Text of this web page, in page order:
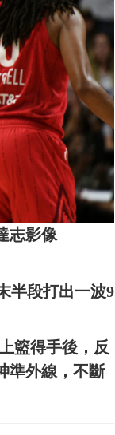
志影像
半段打出一波9
籃得手後，反
準外線，不斷